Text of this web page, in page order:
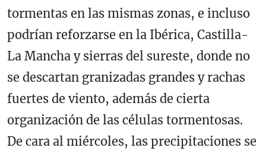
tormentas en las mismas zonas, e incluso
podrían reforzarse en la Ibérica, Castilla-
La Mancha y sierras del sureste, donde no
se descartan granizadas grandes y rachas
fuertes de viento, además de cierta
organización de las células tormentosas.
De cara al miércoles, las precipitaciones se